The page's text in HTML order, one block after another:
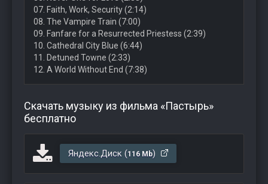
07. Faith, Work, Security (2:14)
08. The Vampire Train (7:00)
09. Fanfare for a Resurrected Priestess (2:39)
10. Cathedral City Blue (6:44)
11. Detuned Towne (2:33)
12. A World Without End (7:38)
Скачать музыку из фильма «Пастырь»
бесплатно
Яндекс.Диск (116 Mb)